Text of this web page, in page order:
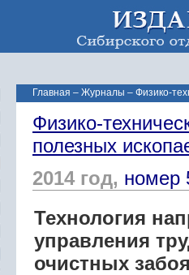
Главная – Журналы – Физико-
Физико-
полезных
2014 год, номер
Технология
управления
очистных